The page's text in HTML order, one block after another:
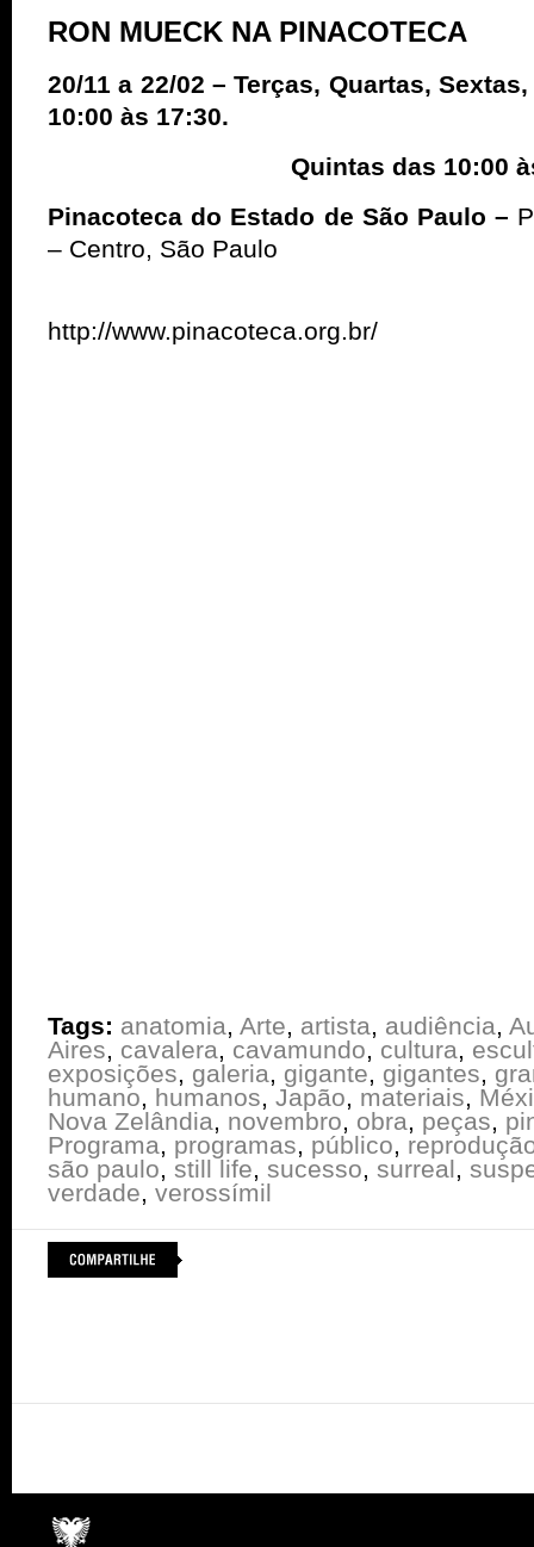
RON MUECK NA PINACOTECA
20/11 a 22/02 – Terças, Quartas,
10:00 às 17:30.
Quintas das 10:00 às
Pinacoteca do Estado de São Paulo –
– Centro, São Paulo
http://www.pinacoteca.org.br/
Tags: anatomia, Arte, artista, audiência,
Aires, cavalera, cavamundo, cultura,
exposições, galeria, gigante, gigantes,
humano, humanos, Japão, materiais,
Nova Zelândia, novembro, obra, peças,
Programa, programas, público,
são paulo, still life, sucesso, surreal,
verdade, verossímil